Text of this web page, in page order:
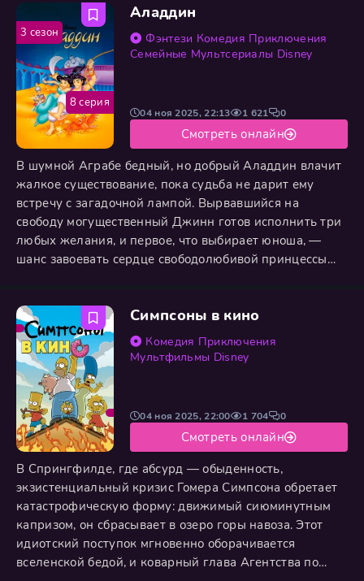
могущественного Джинна. Используя первое из трёх
заветных желаний, чтобы принять облик
блистательного принца Али, Аладдин пытается
покорить сердце
Аладдин
Фэнтези Комедия Приключения
Семейные Мультсериалы Disney
В шумной Аграбе бедный, но добрый Аладдин влачит
жалкое существование, пока судьба не дарит ему
встречу с загадочной лампой. Вырвавшийся на
свободу могущественный Джинн готов исполнить три
любых желания, и первое, что выбирает юноша, —
шанс завоевать сердце свободолюбивой принцессы
привлекают внимание коварного визиря Джафара,
одержимого жаждой абсолютной власти. Вспыхивает
яростная битва, где магия и
04 ноя 2025, 22:13 1 621 0
Смотреть онлайн
8 серия
3 сезон
Симпсоны в кино
Комедия Приключения
Мультфильмы Disney
В Спрингфилде, где абсурд — обыденность,
экзистенциальный кризис Гомера Симпсона обретает
катастрофическую форму: движимый сиюминутным
капризом, он сбрасывает в озеро горы навоза. Этот
идиотский поступок мгновенно оборачивается
вселенской бедой, и коварный глава Агентства по
04 ноя 2025, 22:00 1 704 0
Смотреть онлайн